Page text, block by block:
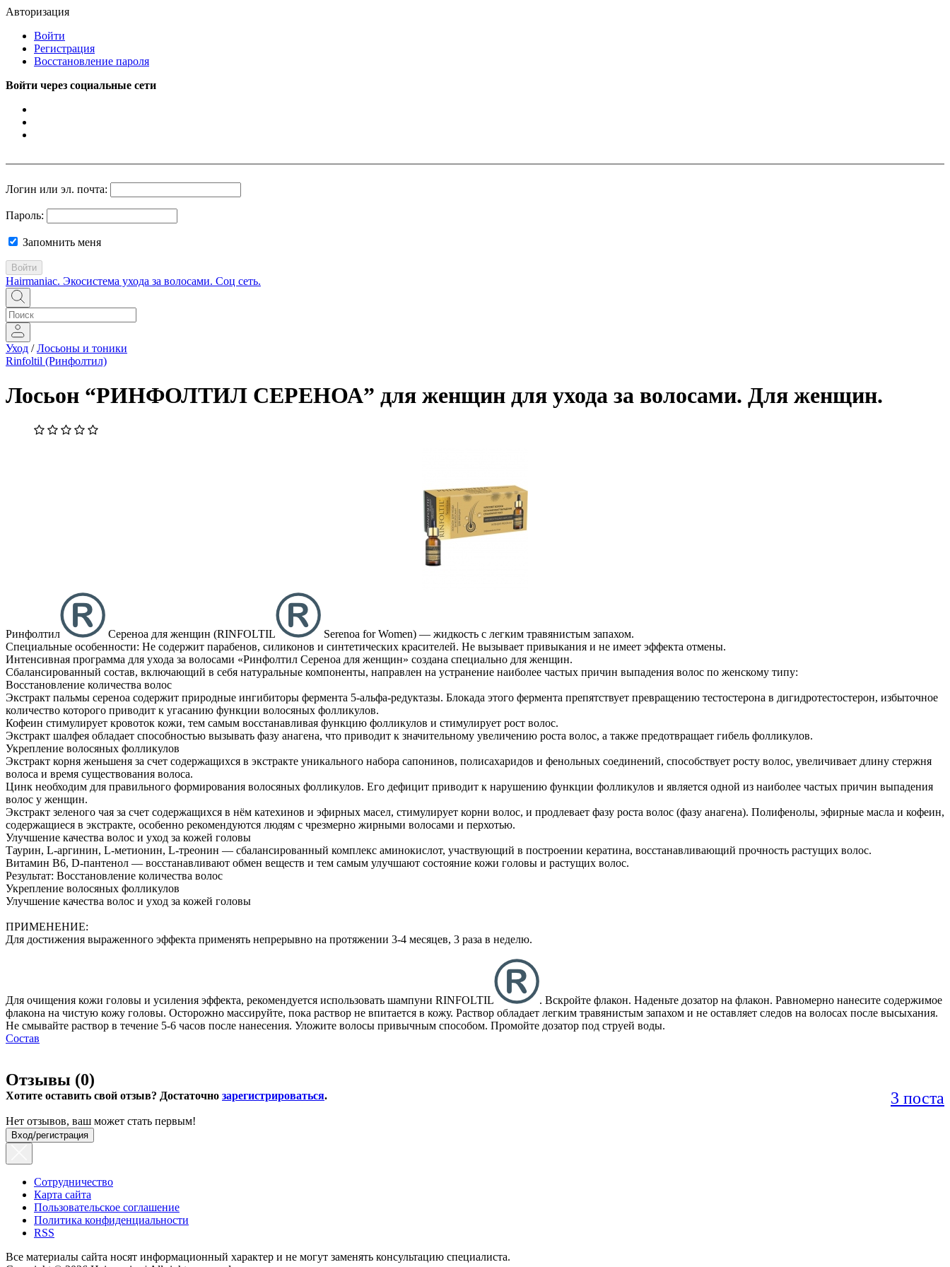
Авторизация
Войти
Регистрация
Восстановление пароля
Войти через социальные сети
Логин или эл. почта:
Пароль:
Запомнить меня
Войти
Hairmaniac. Экосистема ухода за волосами. Соц сеть.
Уход /Лосьоны и тоники
Rinfoltil (Ринфолтил)
Лосьон “РИНФОЛТИЛ СЕРЕНОА” для женщин для ухода за волосами. Для женщин.
Ринфолтил Сереноа для женщин (RINFOLTIL
Serenoa for Women) — жидкость с легким травянистым запахом.
Специальные особенности: Не содержит парабенов, силиконов и синтетических красителей. Не вызывает привыкания и не имеет эффекта отмены.
Интенсивная программа для ухода за волосами «Ринфолтил Сереноа для женщин» создана специально для женщин.
Сбалансированный состав, включающий в себя натуральные компоненты, направлен на устранение наиболее частых причин выпадения волос по женскому типу:
Восстановление количества волос
Экстракт пальмы сереноа содержит природные ингибиторы фермента 5-альфа-редуктазы. Блокада этого фермента препятствует превращению тестостерона в дигидротестостерон, избыточное
количество которого приводит к угасанию функции волосяных фолликулов.
Кофеин стимулирует кровоток кожи, тем самым восстанавливая функцию фолликулов и стимулирует рост волос.
Экстракт шалфея обладает способностью вызывать фазу анагена, что приводит к значительному увеличению роста волос, а также предотвращает гибель фолликулов.
Укрепление волосяных фолликулов
Экстракт корня женьшеня за счет содержащихся в экстракте уникального набора сапонинов, полисахаридов и фенольных соединений, способствует росту волос, увеличивает длину стержня
волоса и время существования волоса.
Цинк необходим для правильного формирования волосяных фолликулов. Его дефицит приводит к нарушению функции фолликулов и является одной из наиболее частых причин выпадения
волос у женщин.
Экстракт зеленого чая за счет содержащихся в нём катехинов и эфирных масел, стимулирует корни волос, и продлевает фазу роста волос (фазу анагена). Полифенолы, эфирные масла и кофеин,
содержащиеся в экстракте, особенно рекомендуются людям с чрезмерно жирными волосами и перхотью.
Улучшение качества волос и уход за кожей головы
Таурин, L-аргинин, L-метионин, L-треонин — сбалансированный комплекс аминокислот, участвующий в построении кератина, восстанавливающий прочность растущих волос.
Витамин B6, D-пантенол — восстанавливают обмен веществ и тем самым улучшают состояние кожи головы и растущих волос.
Результат: Восстановление количества волос
Укрепление волосяных фолликулов
Улучшение качества волос и уход за кожей головы
ПРИМЕНЕНИЕ:
Для достижения выраженного эффекта применять непрерывно на протяжении 3-4 месяцев, 3 раза в неделю.
Для очищения кожи головы и усиления эффекта, рекомендуется использовать шампуни RINFOLTIL
. Вскройте флакон. Наденьте дозатор на флакон. Равномерно нанесите содержимое
флакона на чистую кожу головы. Осторожно массируйте, пока раствор не впитается в кожу. Раствор обладает легким травянистым запахом и не оставляет следов на волосах после высыхания.
Не смывайте раствор в течение 5-6 часов после нанесения. Уложите волосы привычным способом. Промойте дозатор под струей воды.
Состав
Отзывы (0)
3 поста
Хотите оставить свой отзыв? Достаточно зарегистрироваться.
Нет отзывов, ваш может стать первым!
Вход/регистрация
Сотрудничество
Карта сайта
Пользовательское соглашение
Политика конфиденциальности
RSS
Все материалы сайта носят информационный характер и не могут заменять консультацию специалиста.